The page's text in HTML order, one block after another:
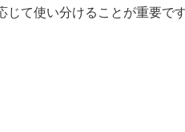
て使い分けることが重要です